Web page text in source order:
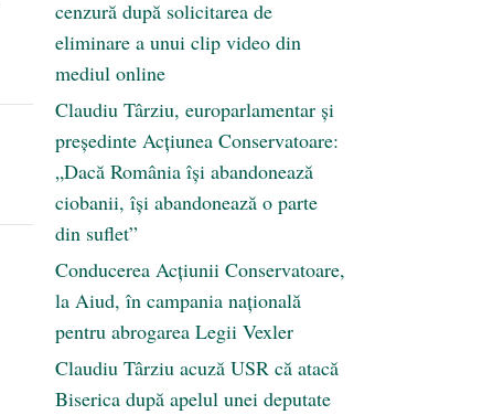
cenzură după solicitarea de
eliminare a unui clip video din
mediul online
Claudiu Târziu, europarlamentar și
președinte Acțiunea Conservatoare:
„Dacă România își abandonează
ciobanii, își abandonează o parte
din suflet”
Conducerea Acțiunii Conservatoare,
la Aiud, în campania națională
pentru abrogarea Legii Vexler
Claudiu Târziu acuză USR că atacă
Biserica după apelul unei deputate